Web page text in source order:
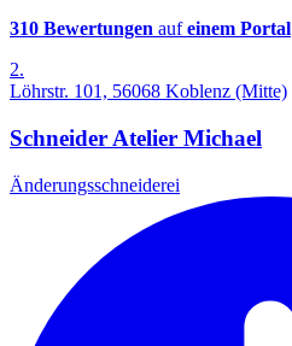
310 Bewertungen aufeinem Portal
2.
Löhrstr. 101, 56068 Koblenz (Mitte)
Schneider Atelier Michael
Änderungsschneiderei